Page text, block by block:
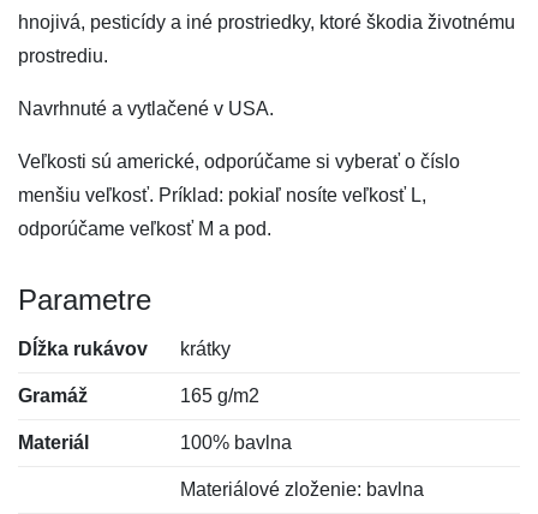
hnojivá, pesticídy a iné prostriedky, ktoré škodia životnému
prostrediu.
Navrhnuté a vytlačené v USA.
Veľkosti sú americké, odporúčame si vyberať o číslo
menšiu veľkosť. Príklad: pokiaľ nosíte veľkosť L,
odporúčame veľkosť M a pod.
Parametre
Dĺžka rukávov krátky
Gramáž 165 g/m2
Materiál 100% bavlna
Materiálové zloženie: bavlna